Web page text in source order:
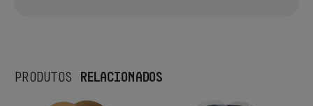
PRODUTOS RELACIONADOS